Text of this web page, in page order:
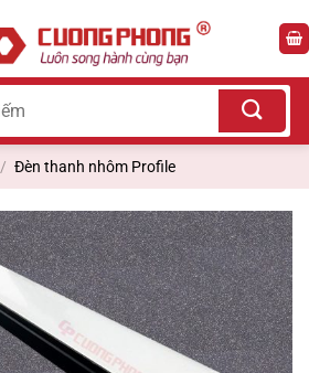
/ Đèn thanh nhôm Profile